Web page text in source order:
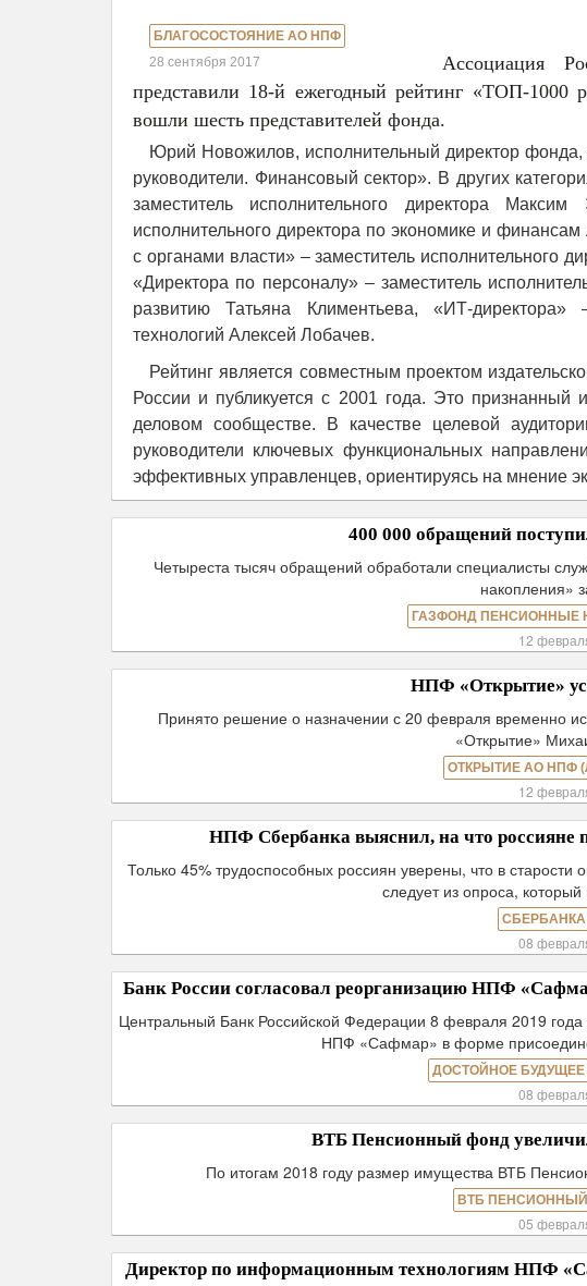
БЛАГОСОСТОЯНИЕ АО НПФ
28 сентября 2017
Ассоциация
представили 18-й ежегодный рейтинг «ТОП-1000
вошли шесть представителей фонда.
Юрий Новожилов, исполнительный директор
руководители. Финансовый сектор». В других
заместитель исполнительного директора
исполнительного директора по экономике и
с органами власти» – заместитель исполнительного
«Директора по персоналу» – заместитель
развитию Татьяна Климентьева, «ИТ-
технологий Алексей Лобачев.
Рейтинг является совместным проектом
России и публикуется с 2001 года. Это признанный
деловом сообществе. В качестве целевой
руководители ключевых функциональных
эффективных управленцев, ориентируясь на мнение
400 000 обращений
Четыреста тысяч обращений обработали специалисты
накопления»
ГАЗФОНД ПЕНСИОННЫЕ
12
НПФ «Открытие»
Принято решение о назначении с 20 февраля временно
«Открытие»
ОТКРЫТИЕ АО НПФ
12
НПФ Сбербанка выяснил, на что россияне
Только 45% трудоспособных россиян уверены, что в
следует из опроса,
08
Банк России согласовал реорганизацию НПФ
Центральный Банк Российской Федерации 8 февраля 2019
НПФ «Сафмар» в форме
ДОСТОЙНОЕ
08
ВТБ Пенсионный фонд
По итогам 2018 году размер имущества ВТБ
ВТБ
05
Директор по информационным технологиям НПФ